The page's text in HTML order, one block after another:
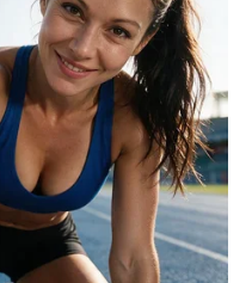
spušta zidove koje je
sve sam, da ljubav
Srodna duša donosi mu
koje traje.
DONOSI